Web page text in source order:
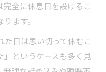
全に休息日を設けるこ
ます。
日は思い切って休むこ
」というケースも多く見